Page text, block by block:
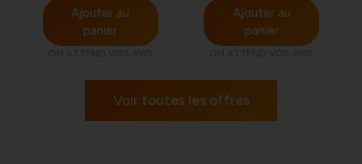
Ajouter au
panier
Ajouter au
panier
Voir toutes les offres